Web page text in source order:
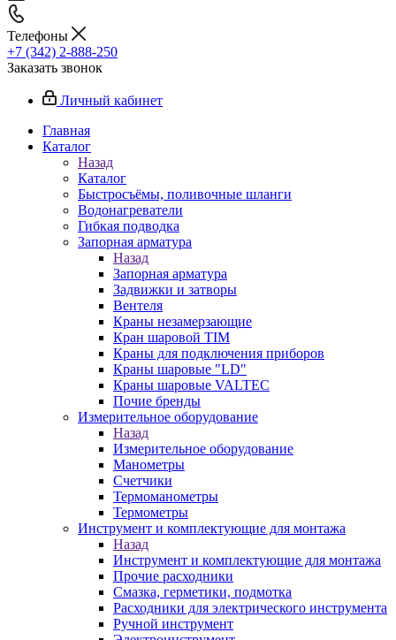
Телефоны
+7 (342) 2-888-250
Заказать звонок
Личный кабинет
Главная
Каталог
Назад
Каталог
Быстросъёмы, поливочные шланги
Водонагреватели
Гибкая подводка
Запорная арматура
Назад
Запорная арматура
Задвижки и затворы
Вентеля
Краны незамерзающие
Кран шаровой TIM
Краны для подключения приборов
Краны шаровые "LD"
Краны шаровые VALTEC
Почие бренды
Измерительное оборудование
Назад
Измерительное оборудование
Манометры
Счетчики
Термоманометры
Термометры
Инструмент и комплектующие для монтажа
Назад
Инструмент и комплектующие для монтажа
Прочие расходники
Смазка, герметики, подмотка
Расходники для электрического инструмента
Ручной инструмент